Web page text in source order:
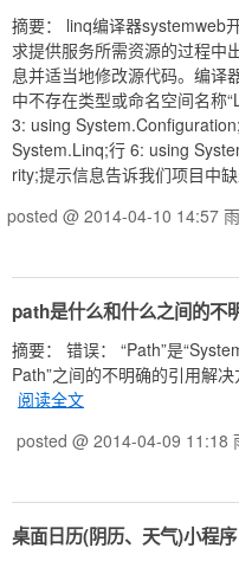
摘要： linq编译器systemweb
求提供服务所需资源的过程中
息并适当地修改源代码。编译
中不存在类型或命名空间名称
3: using
System.Linq;行 6: using
rity;提示信息告诉我们项目中
posted @ 2014-04-10 14:57
path是什么和什么之间的不
摘要： 错误： “Path”是
Path”之间的不明确的引用解
阅读全文
posted @ 2014-04-09 11:18
桌面日历(阴历、天气)小程序